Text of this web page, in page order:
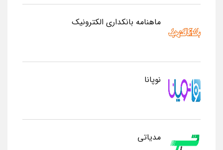
ماهنامه بانکداری الکترونیک
نوپانا
مدیاتی